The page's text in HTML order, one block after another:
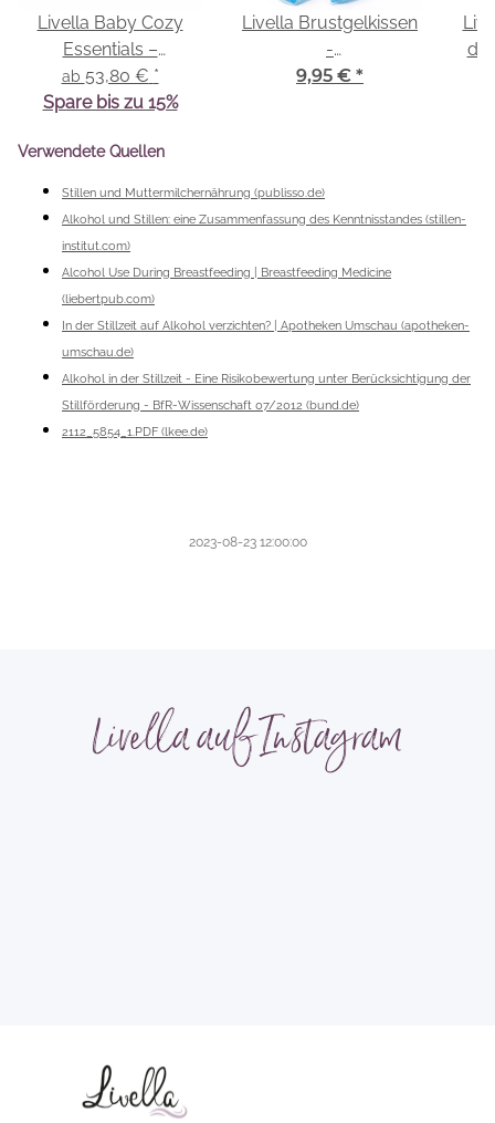
Livella Baby Cozy
Essentials –
Kuscheltuch &
Babystrickdecke
ab 53,80 € *
Spare bis zu 15%
Livella Brustgelkissen
-
Kalt-/Warmkompresse
9,95 € *
Verwendete Quellen
Stillen und Muttermilchernährung (publisso.de)
Alkohol und Stillen: eine Zusammenfassung des Kenntnisstandes (stillen-
institut.com)
Alcohol Use During Breastfeeding | Breastfeeding Medicine
(liebertpub.com)
In der Stillzeit auf Alkohol verzichten? | Apotheken Umschau (apotheken-
umschau.de)
Alkohol in der Stillzeit - Eine Risikobewertung unter Berücksichtigung der
Stillförderung - BfR-Wissenschaft 07/2012 (bund.de)
2112_5854_1.PDF (lkee.de)
2023-08-23 12:00:00
Livella auf Instagram